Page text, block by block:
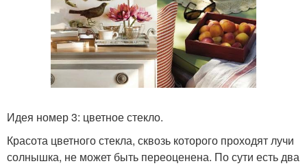
Идея номер 3: цветное стекло.
Красота цветного стекла, сквозь которого проходят лучи
солнышка, не может быть переоценена. По сути есть два